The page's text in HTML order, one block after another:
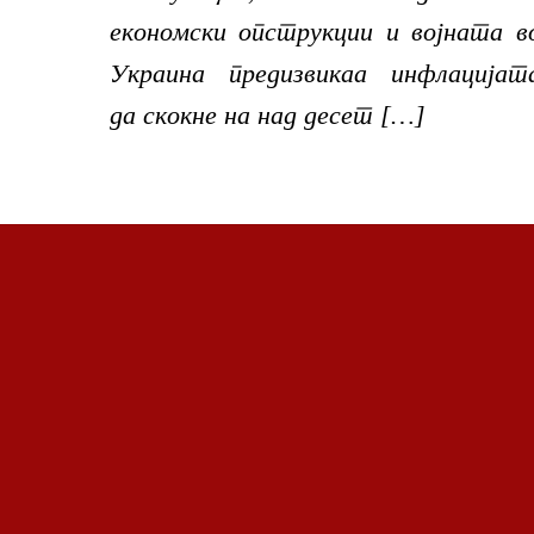
економски опструкции и војната
Украина предизвикаа
да скокне на над десет […]